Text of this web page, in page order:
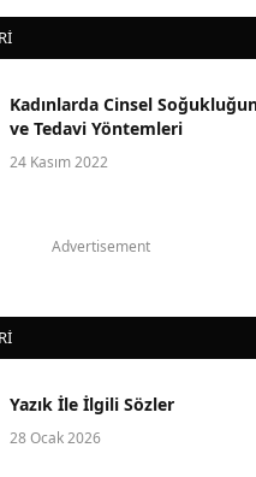
Kadınlarda Cinsel
ve Tedavi Yöntemleri
24 Kasım 2022
Advertisement
Yazık İle İlgili Sözler
28 Ocak 2026